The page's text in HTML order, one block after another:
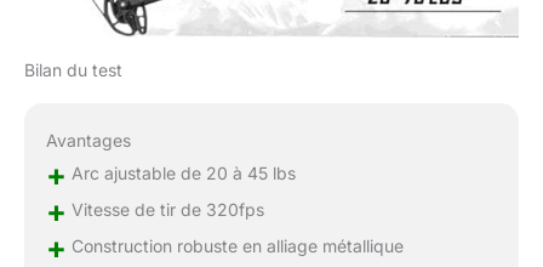
composite complet」La
commodité d'une
composites. Des
flèches aux
stabilisateurs et aux
Bilan du test
Avantages
+ Arc ajustable de 20 à 45 lbs
+ Vitesse de tir de 320fps
+ Construction robuste en alliage métallique